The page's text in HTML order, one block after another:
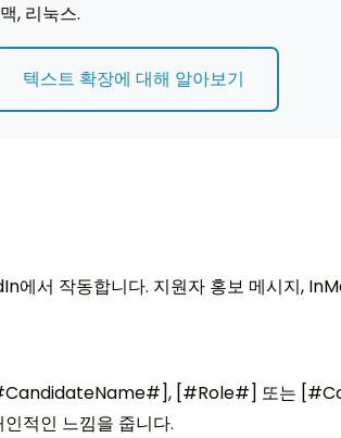
, 리눅스.
텍스트 확장에 대해 알아보기
서 작동합니다. 지원자 홍보 메시지,
[#CandidateName#], [#Role#] 또는
적인 느낌을 줍니다.